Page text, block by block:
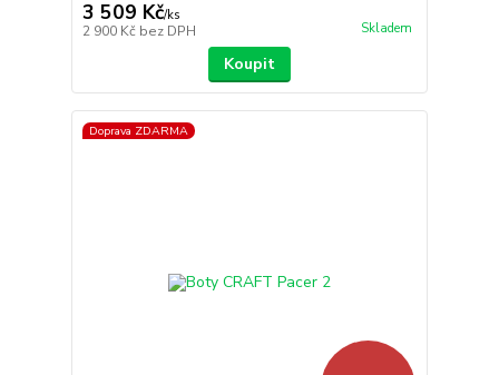
3 509 Kč/ks
2 900 Kč bez DPH Skladem
Koupit
Doprava ZDARMA